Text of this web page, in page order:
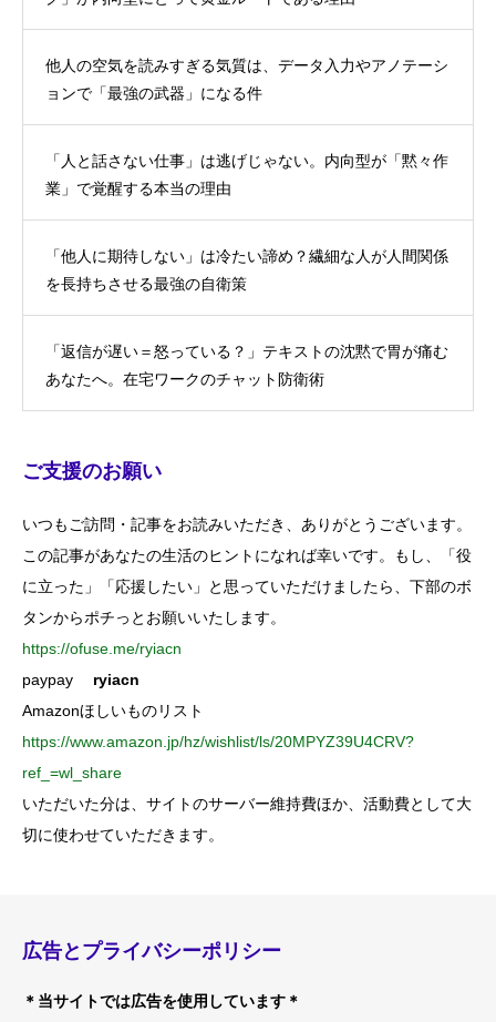
他人の空気を読みすぎる気質は、データ入力やアノテーシ
ョンで「最強の武器」になる件
「人と話さない仕事」は逃げじゃない。内向型が「黙々作
業」で覚醒する本当の理由
「他人に期待しない」は冷たい諦め？繊細な人が人間関係
を長持ちさせる最強の自衛策
「返信が遅い＝怒っている？」テキストの沈黙で胃が痛む
あなたへ。在宅ワークのチャット防衛術
ご支援のお願い
いつもご訪問・記事をお読みいただき、ありがとうございます。
この記事があなたの生活のヒントになれば幸いです。もし、「役
に立った」「応援したい」と思っていただけましたら、下部のボ
タンからポチっとお願いいたします。
https://ofuse.me/ryiacn
paypay ryiacn
Amazonほしいものリスト
https://www.amazon.jp/hz/wishlist/ls/20MPYZ39U4CRV?
ref_=wl_share
いただいた分は、サイトのサーバー維持費ほか、活動費として大
切に使わせていただきます。
広告とプライバシーポリシー
＊当サイトでは広告を使用しています＊